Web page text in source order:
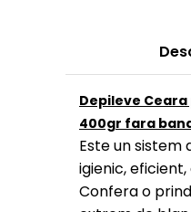
Depileve
400gr fara
Este un
igienic,
Confera o